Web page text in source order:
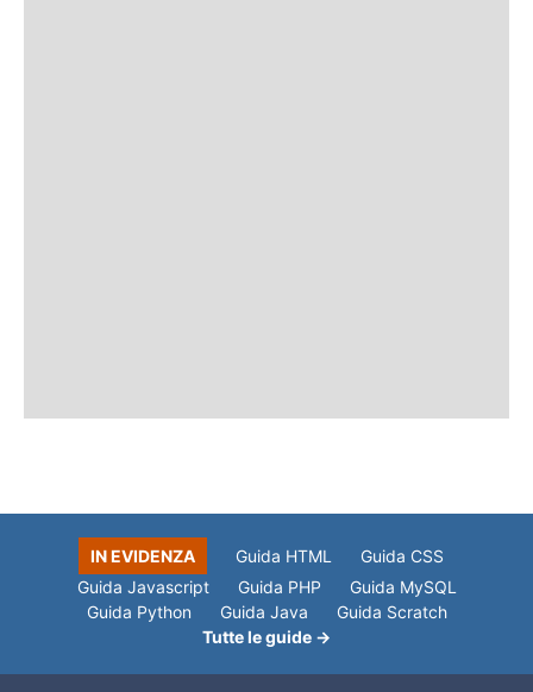
IN EVIDENZA Guida HTML
Guida CSS
Guida Javascript
Guida PHP
Guida MySQL
Guida Python
Guida Java
Guida Scratch
Tutte le guide →